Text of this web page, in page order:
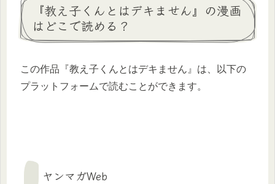
『教え子くんとはデキません』の漫画
はどこで読める？
この作品『教え子くんとはデキません』は、以下の
プラットフォームで読むことができます。
ヤンマガWeb